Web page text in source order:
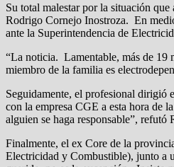
Su total malestar por la situación que
Rodrigo Cornejo Inostroza. En
ante la Superintendencia de
“La noticia. Lamentable, más de 19
miembro de la familia es
Seguidamente, el profesional dirigió
con la empresa CGE a esta hora de
alguien se haga responsable”,
Finalmente, el ex Core de la
Electricidad y Combustible), junto a